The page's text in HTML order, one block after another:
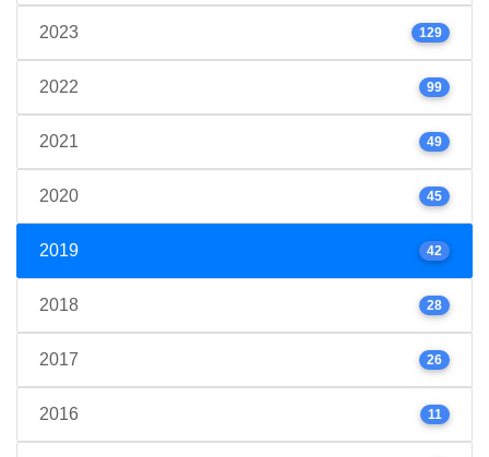
2023 129
2022 99
2021 49
2020 45
2019 42
2018 28
2017 26
2016 11